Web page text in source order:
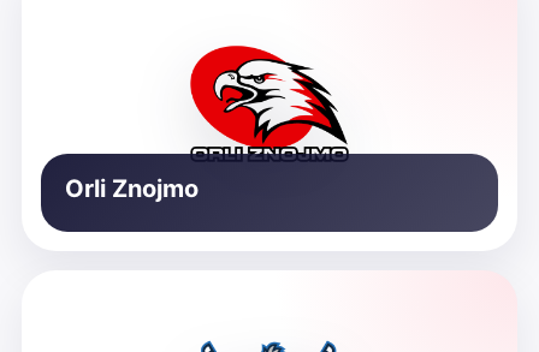
Orli Znojmo